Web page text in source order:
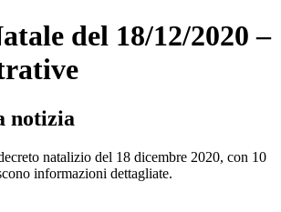
del 18/12/2020 –
notizia
natalizio del 18 dicembre 2020, con 10
informazioni dettagliate.